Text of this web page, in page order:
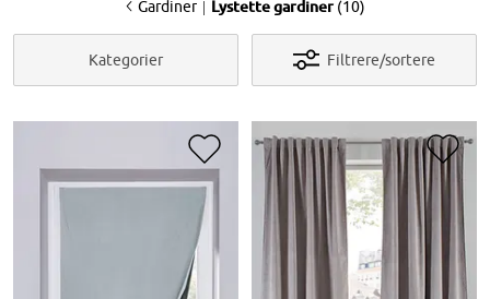
<Gardiner | Lystette gardiner (10)
Kategorier Filtrere/sortere